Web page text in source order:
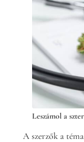
Leszámol a
A szerzők a